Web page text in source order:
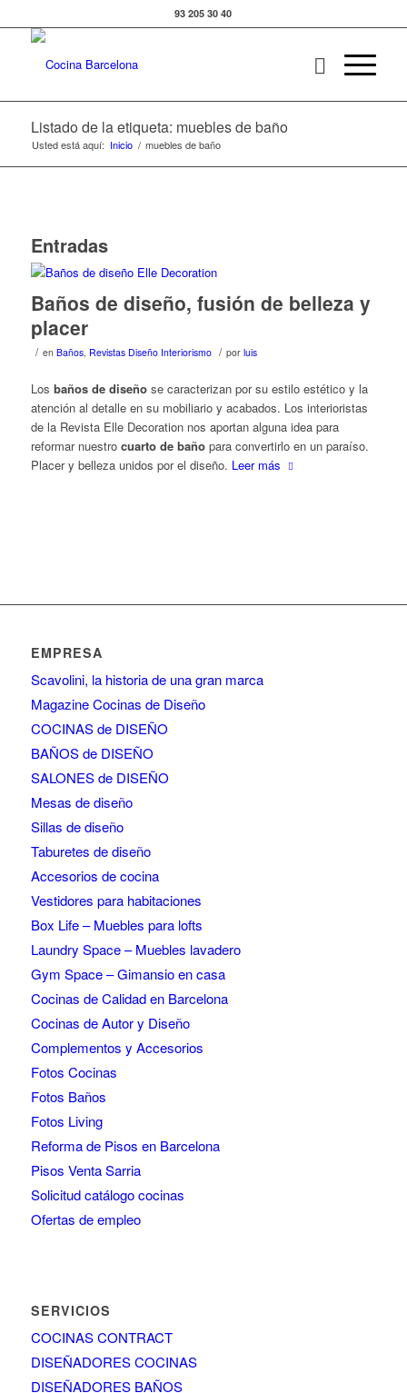
93 205 30 40
Listado de la etiqueta: muebles de baño
Usted está aquí: Inicio / muebles de baño
Entradas
Baños de diseño, fusión de belleza y
placer
/ en Baños, Revistas Diseño Interiorismo / por luis
Los baños de diseñose caracterizan por su estilo estético y la
atención al detalle en su mobiliario y acabados. Los interioristas
de la Revista Elle Decoration nos aportan alguna idea para
reformar nuestro cuarto de bañopara convertirlo en un paraíso.
Placer y belleza unidos por el diseño. Leer más
EMPRESA
Scavolini, la historia de una gran marca
Magazine Cocinas de Diseño
COCINAS de DISEÑO
BAÑOS de DISEÑO
SALONES de DISEÑO
Mesas de diseño
Sillas de diseño
Taburetes de diseño
Accesorios de cocina
Vestidores para habitaciones
Box Life – Muebles para lofts
Laundry Space – Muebles lavadero
Gym Space – Gimansio en casa
Cocinas de Calidad en Barcelona
Cocinas de Autor y Diseño
Complementos y Accesorios
Fotos Cocinas
Fotos Baños
Fotos Living
Reforma de Pisos en Barcelona
Pisos Venta Sarria
Solicitud catálogo cocinas
Ofertas de empleo
SERVICIOS
COCINAS CONTRACT
DISEÑADORES COCINAS
DISEÑADORES BAÑOS